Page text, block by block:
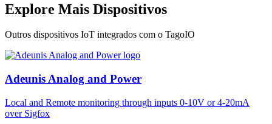
Explore Mais Dispositivos
Outros dispositivos IoT integrados com o TagoIO
Adeunis Analog and Power
Local and Remote monitoring through inputs 0-10V or 4-20mA
over Sigfox